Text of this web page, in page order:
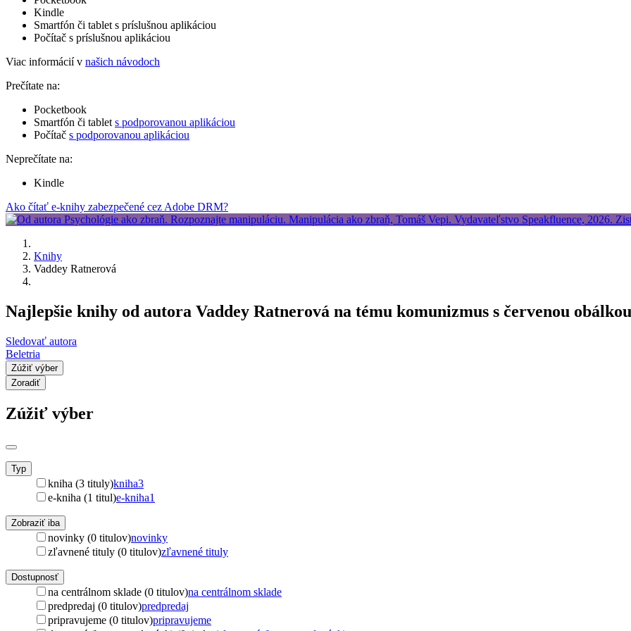
Kindle
Smartfón či tablet s príslušnou aplikáciou
Počítač s príslušnou aplikáciou
Viac informácií v našich návodoch
Prečítate na:
Pocketbook
Smartfón či tablet s podporovanou aplikáciou
Počítač s podporovanou aplikáciou
Neprečítate na:
Kindle
Ako čítať e-knihy zabezpečené cez Adobe DRM?
Knihy
Vaddey Ratnerová
Najlepšie knihy od autora Vaddey Ratnerová na tému komunizmus s červenou obálkou
Sledovať autora
Beletria
Zúžiť výber
Zoradiť
Zúžiť výber
Typ
kniha (3 tituly)kniha3
e-kniha (1 titul)e-kniha1
Zobraziť iba
novinky (0 titulov)novinky
zľavnené tituly (0 titulov)zľavnené tituly
Dostupnosť
na centrálnom sklade (0 titulov)na centrálnom sklade
predpredaj (0 titulov)predpredaj
pripravujeme (0 titulov)pripravujeme